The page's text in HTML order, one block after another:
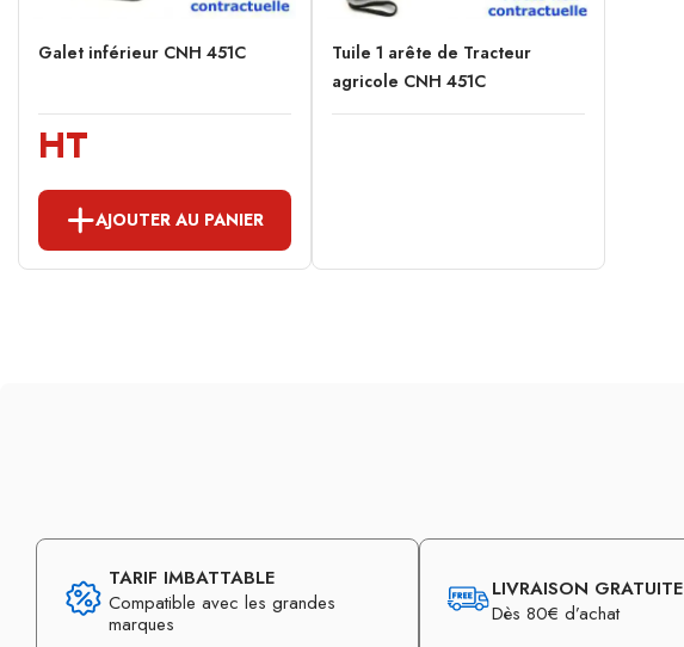
Galet inférieur CNH 451C
HT
AJOUTER AU PANIER
Tuile 1 arête de Tracteur
agricole CNH 451C
TARIF IMBATTABLE
Compatible avec les grandes
marques
LIVRAISON GRATUITE
Dès 80€ d’achat